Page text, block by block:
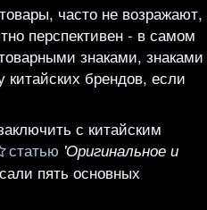
часто не возражают,
перспективен - в самом
знаками, знаками
брендов, если
с китайским
статью 'Оригинальное и
пять основных